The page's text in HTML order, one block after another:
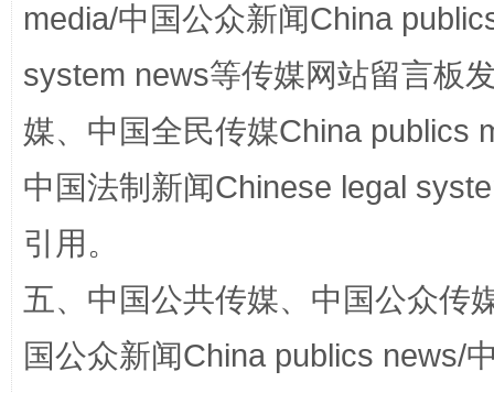
国家大学科技园优化重塑工作
media/中国公众新闻China
system news等传媒网站留言板
媒、中国全民传媒China publics
中国法制新闻Chinese legal
引用。
五、中国公共传媒、中国公众传
国公众新闻China publics news/